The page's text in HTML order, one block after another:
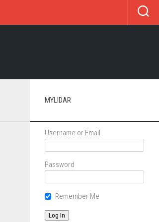
MYLIDAR
Username or Email
Password
Remember Me